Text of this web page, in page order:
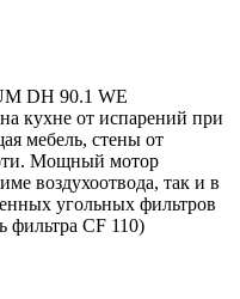
DH 90.1 WE
кухне от испарений при
мебель, стены от
Мощный мотор
воздухоотвода, так и в
угольных фильтров
фильтра CF 110)